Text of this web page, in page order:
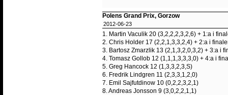
Polens Grand Prix, Gorzow
2012-06-23
1. Martin Vaculik 20 (3,2,2,2,3,2,6) + 1:a i
2. Chris Holder 17 (2,2,1,3,3,2,4) + 2:a i
3. Bartosz Zmarzlik 13 (2,1,3,2,0,3,2) + 3:a i
4. Tomasz Gollob 12 (1,1,1,3,3,3,0) + 4:a i
5. Greg Hancock 12 (1,3,3,2,3,S)
6. Fredrik Lindgren 11 (2,3,3,1,2,0)
7. Emil Sajfutdinow 10 (0,2,2,3,2,1)
8. Andreas Jonsson 9 (3,0,2,2,1,1)